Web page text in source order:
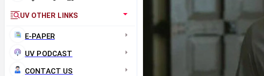
UV OTHER LINKS
E-PAPER
UV PODCAST
CONTACT US